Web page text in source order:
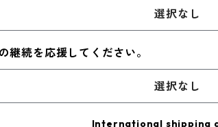
選択なし
継続を応援してください。
選択なし
International shipping